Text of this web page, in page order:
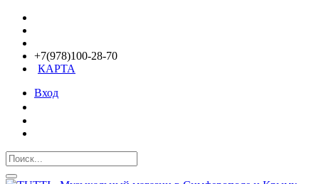
+7(978)100-28-70
КАРТА
Вход